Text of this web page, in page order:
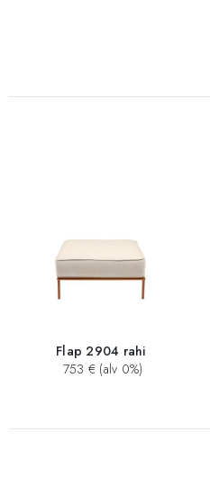
Flap 2904 rahi
753 € (alv 0%)